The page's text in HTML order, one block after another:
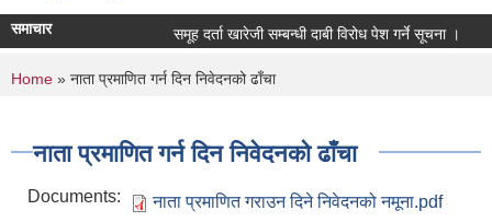
समाचार समूह दर्ता खारेजी सम्बन्धी दाबी विरोध पेश गर्ने सूचना ।
You are here
Home » नाता प्रमाणित गर्न दिन निवेदनको ढाँचा
नाता प्रमाणित गर्न दिन निवेदनको ढाँचा
Documents: नाता प्रमाणित गराउन दिने निवेदनको नमूना.pdf